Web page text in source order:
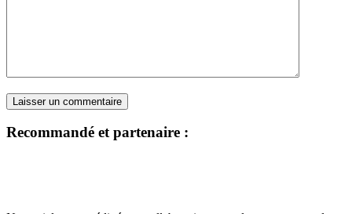
Recommandé et partenaire :